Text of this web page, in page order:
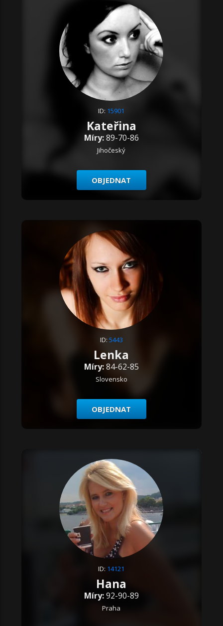
ID: 15901
Kateřina
Míry:89-70-86
Jihočeský
OBJEDNAT
ID: 5443
Lenka
Míry:84-62-85
Slovensko
OBJEDNAT
ID: 14121
Hana
Míry:92-90-89
Praha